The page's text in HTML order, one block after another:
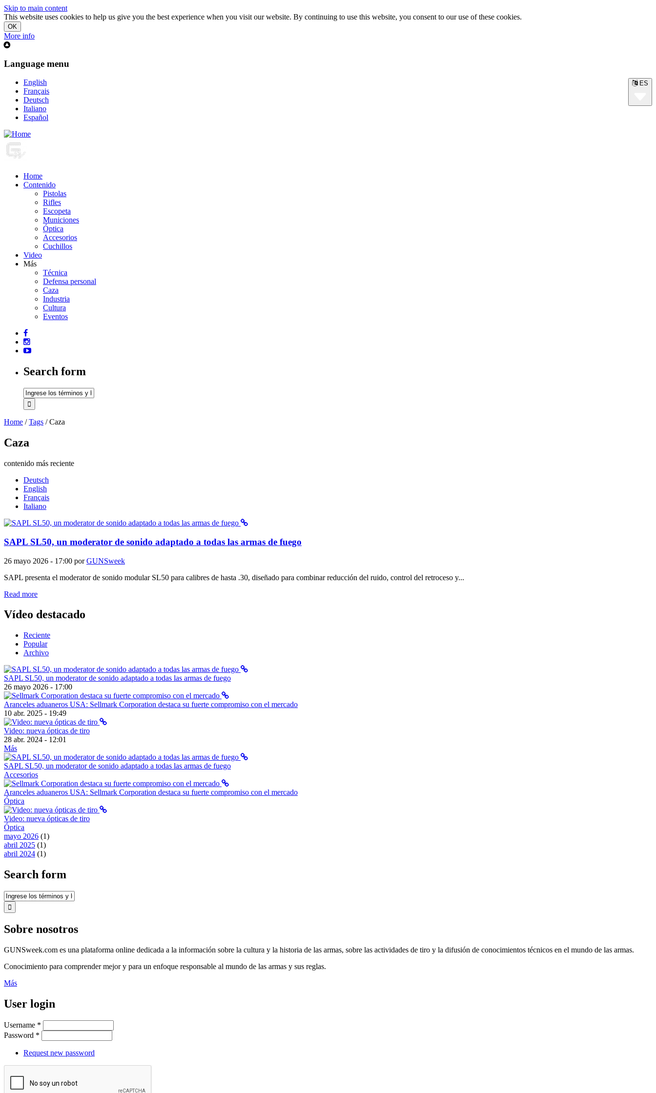
Skip to main content
This website uses cookies to help us give you the best experience when you visit our website. By continuing to use this website, you consent to our use of these cookies.
More info
Language menu
ES
English
Français
Deutsch
Italiano
Español
Home
Contenido
Pistolas
Rifles
Escopeta
Municiones
Óptica
Accesorios
Cuchillos
Video
Más
Técnica
Defensa personal
Caza
Industria
Cultura
Eventos
Search form
Home /Tags /Caza
Caza
contenido más reciente
Deutsch
English
Français
Italiano
SAPL SL50, un moderator de sonido adaptado a todas las armas de fuego
26 mayo 2026 - 17:00 porGUNSweek
SAPL presenta el moderator de sonido modular SL50 para calibres de hasta .30, diseñado para combinar reducción del ruido, control del retroceso y...
Read more
Vídeo destacado
Reciente
Popular
Archivo
SAPL SL50, un moderator de sonido adaptado a todas las armas de fuego
26 mayo 2026 - 17:00
Aranceles aduaneros USA: Sellmark Corporation destaca su fuerte compromiso con el mercado
10 abr. 2025 - 19:49
Video: nueva ópticas de tiro
28 abr. 2024 - 12:01
Más
SAPL SL50, un moderator de sonido adaptado a todas las armas de fuego
Accesorios
Aranceles aduaneros USA: Sellmark Corporation destaca su fuerte compromiso con el mercado
Óptica
Video: nueva ópticas de tiro
Óptica
mayo 2026 (1)
abril 2025 (1)
abril 2024 (1)
Search form
Sobre nosotros
GUNSweek.com es una plataforma online dedicada a la información sobre la cultura y la historia de las armas, sobre las actividades de tiro y la difusión de conocimientos técnicos en el mundo de las armas.
Conocimiento para comprender mejor y para un enfoque responsable al mundo de las armas y sus reglas.
Más
User login
Username *
Password *
Request new password